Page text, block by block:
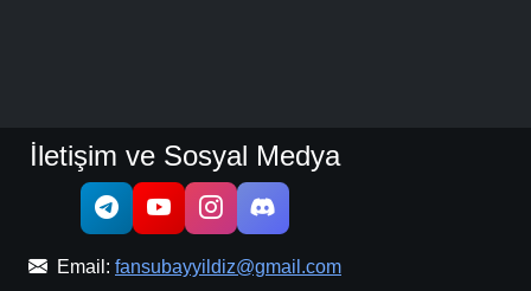
İletişim ve Sosyal Medya
Email: fansubayyildiz@gmail.com